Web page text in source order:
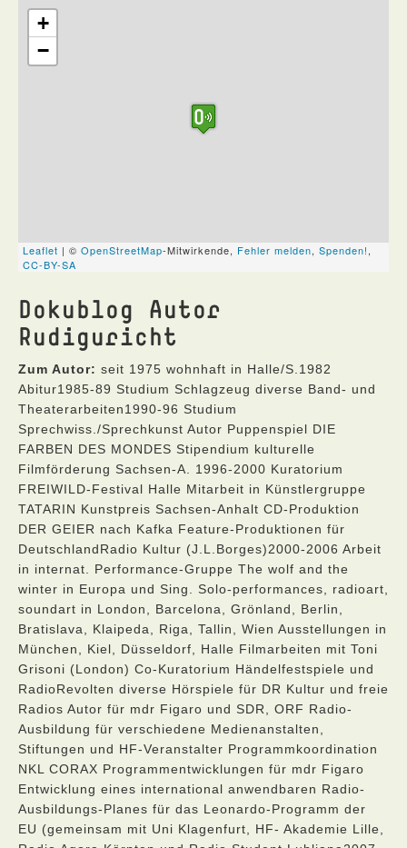
Dokublog Autor
Rudiguricht
Zum Autor: seit 1975 wohnhaft in Halle/S.1982
Abitur1985-89 Studium Schlagzeug diverse Band- und
Theaterarbeiten1990-96 Studium
Sprechwiss./Sprechkunst Autor Puppenspiel DIE
FARBEN DES MONDES Stipendium kulturelle
Filmförderung Sachsen-A. 1996-2000 Kuratorium
FREIWILD-Festival Halle Mitarbeit in Künstlergruppe
TATARIN Kunstpreis Sachsen-Anhalt CD-Produktion
DER GEIER nach Kafka Feature-Produktionen für
DeutschlandRadio Kultur (J.L.Borges)2000-2006 Arbeit
in internat. Performance-Gruppe The wolf and the
winter in Europa und Sing. Solo-performances, radioart,
soundart in London, Barcelona, Grönland, Berlin,
Bratislava, Klaipeda, Riga, Tallin, Wien Ausstellungen in
München, Kiel, Düsseldorf, Halle Filmarbeiten mit Toni
Grisoni (London) Co-Kuratorium Händelfestspiele und
RadioRevolten diverse Hörspiele für DR Kultur und freie
Radios Autor für mdr Figaro und SDR, ORF Radio-
Ausbildung für verschiedene Medienanstalten,
Stiftungen und HF-Veranstalter Programmkoordination
NKL CORAX Programmentwicklungen für mdr Figaro
Entwicklung eines international anwendbaren Radio-
Ausbildungs-Planes für das Leonardo-Programm der
EU (gemeinsam mit Uni Klagenfurt, HF- Akademie Lille,